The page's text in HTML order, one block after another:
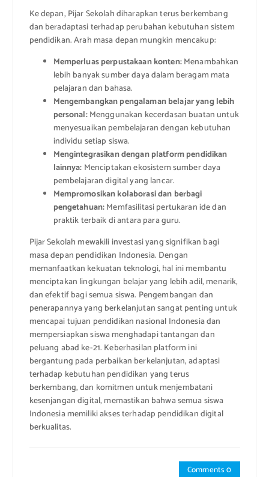
Ke depan, Pijar Sekolah diharapkan terus berkembang
dan beradaptasi terhadap perubahan kebutuhan sistem
pendidikan. Arah masa depan mungkin mencakup:
Memperluas perpustakaan konten:Menambahkan
lebih banyak sumber daya dalam beragam mata
pelajaran dan bahasa.
Mengembangkan pengalaman belajar yang lebih
personal:Menggunakan kecerdasan buatan untuk
menyesuaikan pembelajaran dengan kebutuhan
individu setiap siswa.
Mengintegrasikan dengan platform pendidikan
lainnya: Menciptakan ekosistem sumber daya
pembelajaran digital yang lancar.
Mempromosikan kolaborasi dan berbagi
pengetahuan:Memfasilitasi pertukaran ide dan
praktik terbaik di antara para guru.
Pijar Sekolah mewakili investasi yang signifikan bagi
masa depan pendidikan Indonesia. Dengan
memanfaatkan kekuatan teknologi, hal ini membantu
menciptakan lingkungan belajar yang lebih adil, menarik,
dan efektif bagi semua siswa. Pengembangan dan
penerapannya yang berkelanjutan sangat penting untuk
mencapai tujuan pendidikan nasional Indonesia dan
mempersiapkan siswa menghadapi tantangan dan
peluang abad ke-21. Keberhasilan platform ini
bergantung pada perbaikan berkelanjutan, adaptasi
terhadap kebutuhan pendidikan yang terus
berkembang, dan komitmen untuk menjembatani
kesenjangan digital, memastikan bahwa semua siswa
Indonesia memiliki akses terhadap pendidikan digital
berkualitas.
Comments 0